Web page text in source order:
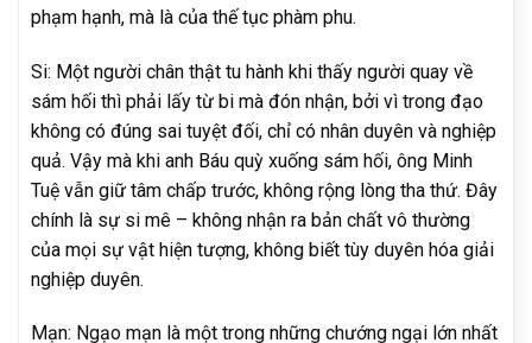
phạm hạnh, mà là của thế tục phàm phu.
Si: Một người chân thật tu hành khi thấy người quay về
sám hối thì phải lấy từ bi mà đón nhận, bởi vì trong đạo
không có đúng sai tuyệt đối, chỉ có nhân duyên và nghiệp
quả. Vậy mà khi anh Báu quỳ xuống sám hối, ông Minh
Tuệ vẫn giữ tâm chấp trước, không rộng lòng tha thứ. Đây
chính là sự si mê – không nhận ra bản chất vô thường
của mọi sự vật hiện tượng, không biết tùy duyên hóa giải
nghiệp duyên.
Mạn: Ngạo mạn là một trong những chướng ngại lớn nhất